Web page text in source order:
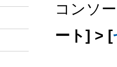
コンソ
ート] > [